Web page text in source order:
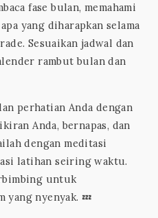
fase bulan, memahami
yang diharapkan selama
Sesuaikan jadwal dan
rambut bulan dan
perhatian Anda dengan
Anda, bernapas, dan
dengan meditasi
latihan seiring waktu.
untuk
yang nyenyak. 💤